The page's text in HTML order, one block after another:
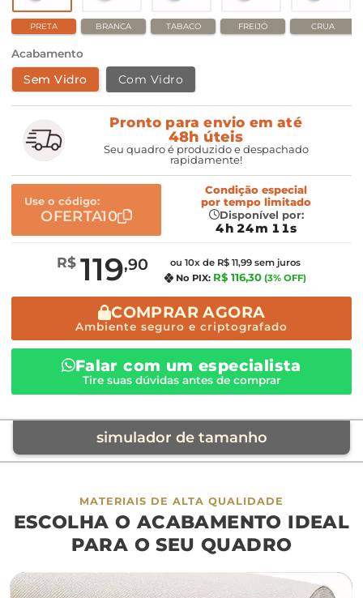
PRETA BRANCA TABACO FREIJÓ CRUA
Acabamento
Sem Vidro Com Vidro
Pronto para envio em até
48h úteis
Seu quadro é produzido e despachado
rapidamente!
Use o código:
OFERTA10
Condição especial
por tempo limitado
Disponível por:
4h 24m 10s
R$ 119,90
ou 10x de R$ 11,99 sem juros
No PIX: R$ 116,30 (3% OFF)
COMPRAR AGORA
Ambiente seguro e criptografado
Falar com um especialista
Tire suas dúvidas antes de comprar
simulador de tamanho
móvel de referência
sofá cama
MATERIAIS DE ALTA QUALIDADE
ESCOLHA O ACABAMENTO IDEAL
PARA O SEU QUADRO